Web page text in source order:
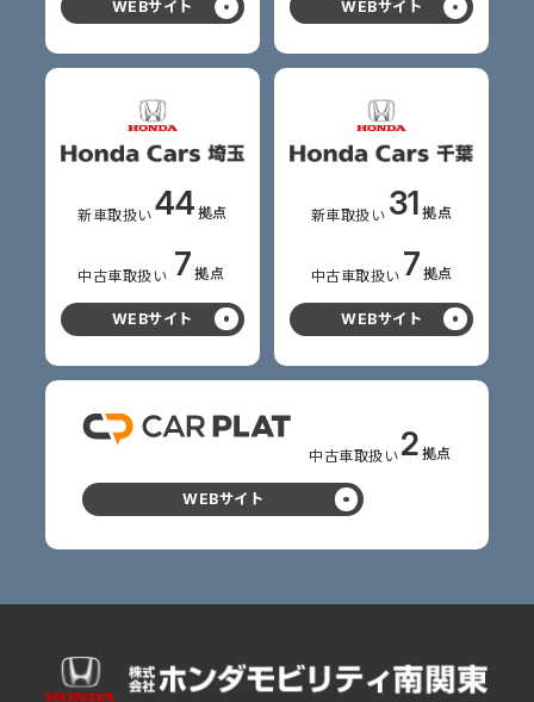
WEBサイト WEBサイト
新車取扱い 44 拠点
中古車取扱い 7 拠点
WEBサイト
新車取扱い 31 拠点
中古車取扱い 7 拠点
WEBサイト
中古車取扱い 2 拠点
WEBサイト